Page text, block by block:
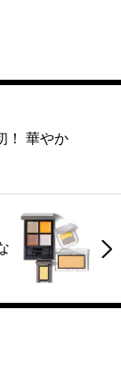
！ 華やか